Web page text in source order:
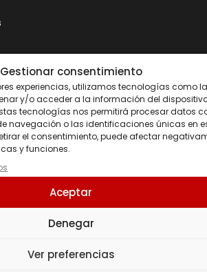
Gestionar consentimiento
experiencias, utilizamos tecnologías como
y/o acceder a la información del
tecnologías nos permitirá procesar datos
navegación o las identificaciones únicas en
el consentimiento, puede afectar
y funciones.
Aceptar
Denegar
Ver preferencias
alimentos, bebidas o
que contengan cafeína
este producto porque
puede causar nerviosismo,
y ocasionalmente
este producto si usted tiene
arritmias, glaucoma,
dificultad para orinar,
de la próstata, diabetes o un
tiroides, de la sangre, del
o trastornos de la
consuma 800 mg o mas de
productos que contengan té